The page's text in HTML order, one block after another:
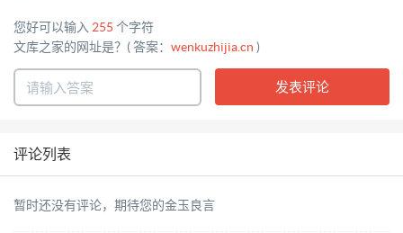
您好可以输入 255 个字符
文库之家的网址是？( 答案： wenkuzhijia.cn )
评论列表
暂时还没有评论，期待您的金玉良言